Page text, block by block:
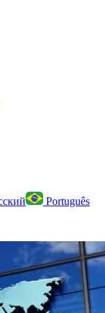
Português